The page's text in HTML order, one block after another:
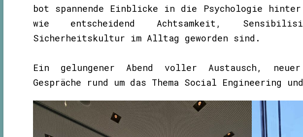
bot spannende Einblicke in die Psychologie
wie entscheidend Achtsamkeit,
Sicherheitskultur im Alltag geworden sind.
Ein gelungener Abend voller Austausch,
Gespräche rund um das Thema Social Engineering